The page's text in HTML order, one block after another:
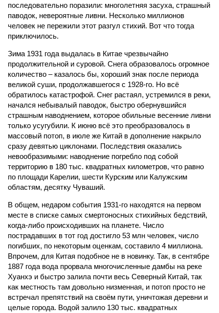
последовательно поразили: многолетняя засуха, страшный
паводок, невероятные ливни. Несколько миллионов
человек не пережили этот разгул стихий. Вот что тогда
приключилось.
Зима 1931 года выдалась в Китае чрезвычайно
продолжительной и суровой. Снега образовалось огромное
количество – казалось бы, хороший знак после периода
великой суши, продолжавшегося с 1928-го. Но всё
обратилось катастрофой. Снег растаял, устремился в реки,
начался небывалый паводок, быстро обернувшийся
страшным наводнением, которое обильные весенние ливни
только усугубили. К июню всё это преобразовалось в
массовый потоп, в июле же Китай в дополнение накрыло
сразу девятью циклонами. Последствия оказались
невообразимыми: наводнение погребло под собой
территорию в 180 тыс. квадратных километров, что равно
по площади Карелии, шести Курским или Калужским
областям, десятку Чуваший.
В общем, недаром события 1931-го находятся на первом
месте в списке самых смертоносных стихийных бедствий,
когда-либо происходивших на планете. Число
пострадавших в тот год достигло 53 млн человек, число
погибших, по некоторым оценкам, составило 4 миллиона.
Впрочем, для Китая подобное не в новинку. Так, в сентябре
1887 года вода прорвала многочисленные дамбы на реке
Хуанхэ и быстро залила почти весь Северный Китай, так
как местность там довольно низменная, и потоп просто не
встречал препятствий на своём пути, уничтожая деревни и
целые города. Водой залило 130 тыс. квадратных